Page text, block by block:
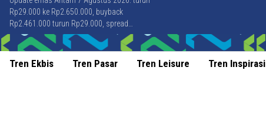
Rp29.000 ke Rp2.650.000, buyback
Rp2.461.000 turun Rp29.000, spread
Rp189.000 stabil di level terbaik sejak April
2026.
Tren Ekbis Tren Pasar Tren Leisure Tren Inspirasi